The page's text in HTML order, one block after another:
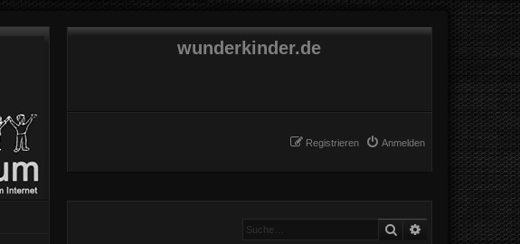
wunderkinder.de
Anmelden
Registrieren
Suche Erweiterte Suche